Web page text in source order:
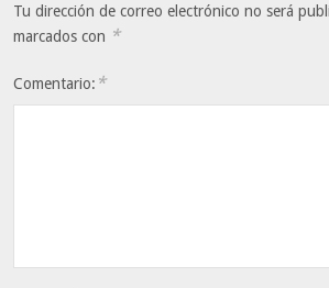
Tu dirección de correo electrónico no será
marcados con *
Comentario: *